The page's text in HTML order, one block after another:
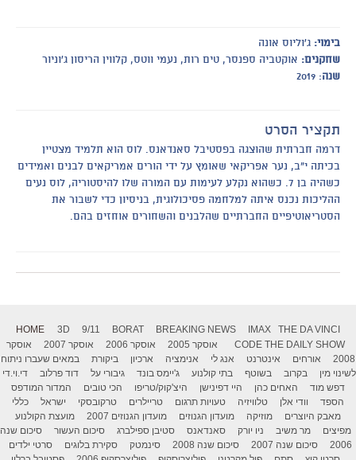
בימוי: ג'וליוס אונה
שחקנים: אוקטביה ספנסר, טים רות, נעמי ווטס, קלווין הריסון ג'וניור
שנה: 2019
תקציר הסרט
דרמה חברתית שהוצגה בפסטיבל סאנדאנס. לוס הוא תלמיד מצטיין
בכיתה י"ב, נער אפריקאי שאומץ על ידי הורים אמריקאים לבנים ואמידים
כשהיה בן 7. כשהוא נקלע לעימות עם המורה שלו להיסטוריה, לוס נעים
ההליכות נכנס איתה למלחמה פסיכולוגית, בניסיון כדי לשבור את
הסטריאוטיפיים החברתיים שהלבנים והשחורים אוחזים בהם.
HOME 3D 9/11 BORAT BREAKING NEWS IMAX
THE DA VINCI
CODE THE DAILY SHOW אוסקר 2005 אוסקר 2006 אוסקר 2007
אוסקר
2008
אורחים אינטרנט אנג לי אנימציה ארכיון ביקורת
במאים שעברו ניתוח
לשינוי מין
בקרוב בשוטף בתי קולנוע ג'יימס בונד גיבורי על דוד פרלוב
די.וי.די
דפש מוד
האחים כהן היי דפינישן היצ'קוק/טריפו הכי טובים
המדור המודפס
הספד
וודי אלן טלוויזיה טעויות תרגום טריילרים טרקובסקי ישראל
כללי
מאבק היוצרים
מוזיקה מועדון הגנוזים מועדון הגנוזים 2007
מועצת הקולנוע
מפיצים
מר משיב ניו יורק סאנדאנס סטיבן ספילברג סיכום העשור
סיכום שנה
2006
סיכום שנה 2007 סיכום שנה 2008 סינמטק סקירת בלוגים
סרטי ילדים